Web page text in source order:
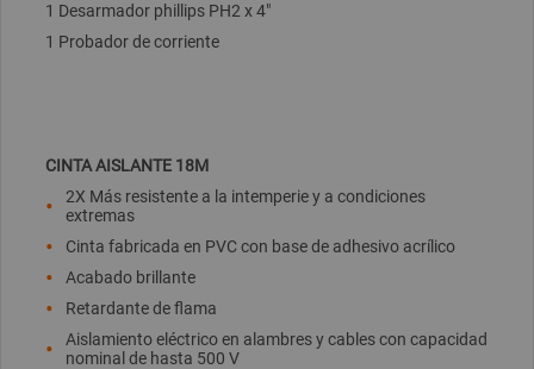
1 Desarmador phillips PH2 x 4"
1 Probador de corriente
CINTA AISLANTE 18M
2X Más resistente a la intemperie y a condiciones
extremas
Cinta fabricada en PVC con base de adhesivo acrílico
Acabado brillante
Retardante de flama
Aislamiento eléctrico en alambres y cables con capacidad
nominal de hasta 500 V